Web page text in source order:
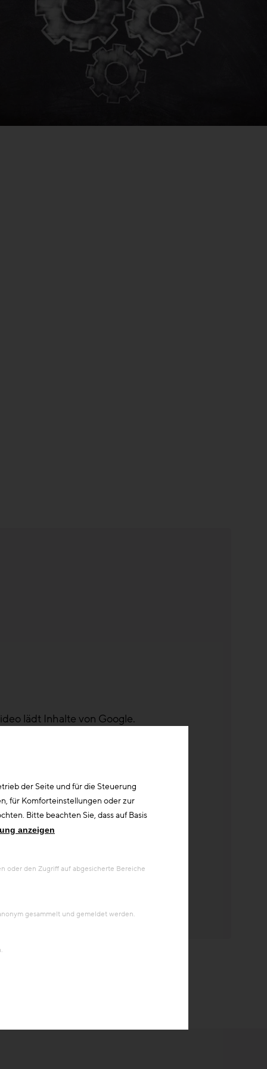
lädt Inhalte von Google.
der Seite und für die Steuerung
für Komforteinstellungen oder zur
Bitte beachten Sie, dass auf Basis
anzeigen
oder den Zugriff auf abgesicherte Bereiche
gesammelt und gemeldet werden.